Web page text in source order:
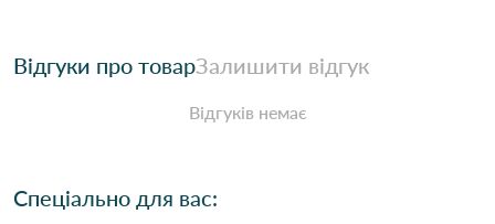
Відгуки про товарЗалишити відгук
Відгуків немає
Спеціально для вас: